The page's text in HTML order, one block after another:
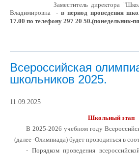
Заместитель директора
Владимировна - в период проведения
17.00 по телефону 297 20 50.(понедельник-
Всероссийская
школьников 2025.
11.09.2025
Школьный этап
В 2025-2026 учебном году
(далее -Олимпиада) будет проводиться в
- Порядком проведения